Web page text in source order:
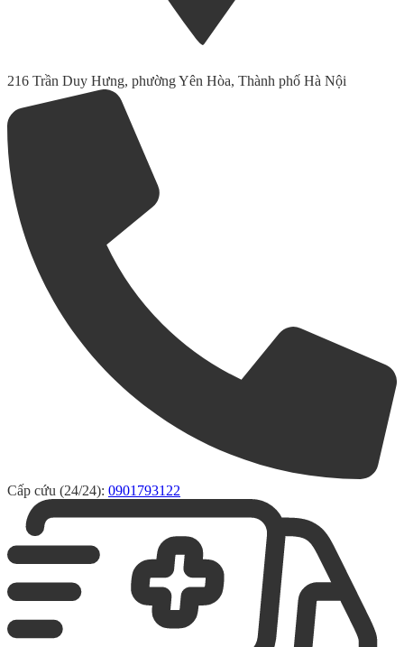
216 Trần Duy Hưng, phường Yên Hòa, Thành phố Hà Nội
Cấp cứu (24/24): 0901793122